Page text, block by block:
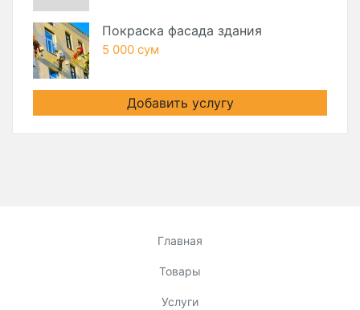
Покраска фасада здания
5 000 сум
Добавить услугу
Главная
Товары
Услуги